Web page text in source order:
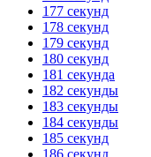
177 секунд
178 секунд
179 секунд
180 секунд
181 секунда
182 секунды
183 секунды
184 секунды
185 секунд